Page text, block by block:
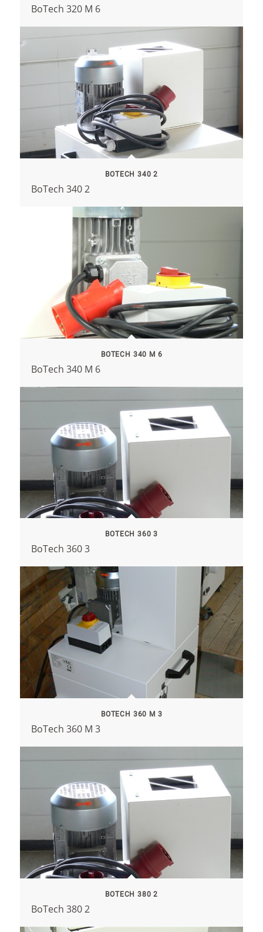
BoTech 320 M 6
BOTECH 340 2
BoTech 340 2
BOTECH 340 M 6
BoTech 340 M 6
BOTECH 360 3
BoTech 360 3
BOTECH 360 M 3
BoTech 360 M 3
BOTECH 380 2
BoTech 380 2